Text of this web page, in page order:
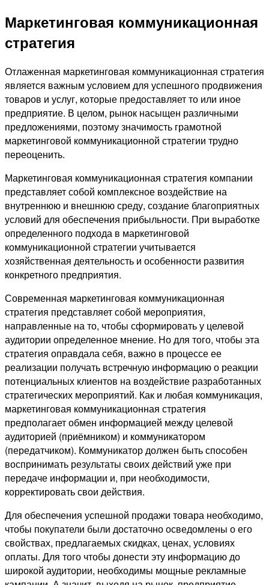
Маркетинговая коммуникационная
стратегия
Отлаженная маркетинговая коммуникационная стратегия
является важным условием для успешного продвижения
товаров и услуг, которые предоставляет то или иное
предприятие. В целом, рынок насыщен различными
предложениями, поэтому значимость грамотной
маркетинговой коммуникационной стратегии трудно
переоценить.
Маркетинговая коммуникационная стратегия компании
представляет собой комплексное воздействие на
внутреннюю и внешнюю среду, создание благоприятных
условий для обеспечения прибыльности. При выработке
определенного подхода в маркетинговой
коммуникационной стратегии учитывается
хозяйственная деятельность и особенности развития
конкретного предприятия.
Современная маркетинговая коммуникационная
стратегия представляет собой мероприятия,
направленные на то, чтобы сформировать у целевой
аудитории определенное мнение. Но для того, чтобы эта
стратегия оправдала себя, важно в процессе ее
реализации получать встречную информацию о реакции
потенциальных клиентов на воздействие разработанных
стратегических мероприятий. Как и любая коммуникация,
маркетинговая коммуникационная стратегия
предполагает обмен информацией между целевой
аудиторией (приёмником) и коммуникатором
(передатчиком). Коммуникатор должен быть способен
воспринимать результаты своих действий уже при
передаче информации и, при необходимости,
корректировать свои действия.
Для обеспечения успешной продажи товара необходимо,
чтобы покупатели были достаточно осведомлены о его
свойствах, предлагаемых скидках, ценах, условиях
оплаты. Для того чтобы донести эту информацию до
широкой аудитории, необходимы мощные рекламные